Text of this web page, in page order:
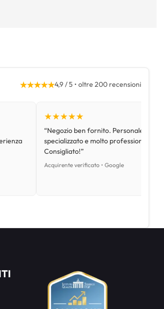
★★★★★4,9 / 5 • oltre 200 recensioni
★★★★★
“Negozio ben fornito. Personale
specializzato e molto professionale.
Consigliato!”
Acquirente verificato • Google